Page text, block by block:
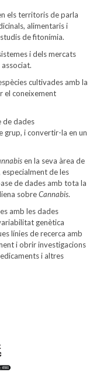
els territoris de parla
alimentaris i
de fitonímia.
i dels mercats
cultivades amb la
el coneixement
de dades
grup, i convertir-la en un
en la seva àrea de
de les
de dades amb tota la
sobreCannabis.
amb les dades
genètica
línies de recerca amb
i obrir investigacions
i altres